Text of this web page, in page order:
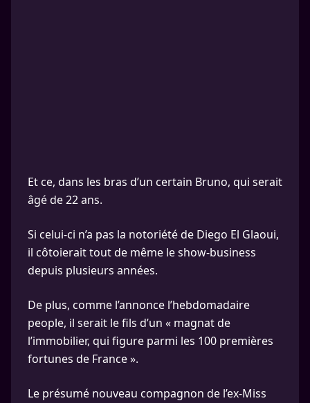
Et ce, dans les bras d’un certain Bruno, qui serait
âgé de 22 ans.
Si celui-ci n’a pas la notoriété de Diego El Glaoui,
il côtoierait tout de même le show-business
depuis plusieurs années.
De plus, comme l’annonce l’hebdomadaire
people, il serait le fils d’un « magnat de
l’immobilier, qui figure parmi les 100 premières
fortunes de France ».
Le présumé nouveau compagnon de l’ex-Miss